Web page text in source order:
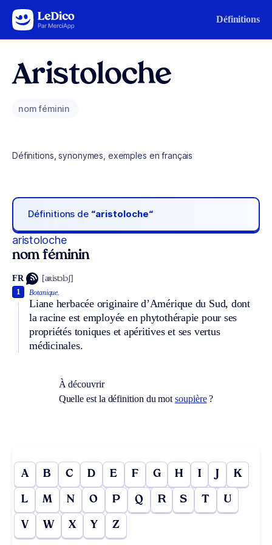
Aller au contenu Définitions
Aristoloche
nom féminin
Définitions, synonymes, exemples en français
Définitions de “aristoloche“
aristoloche
nom féminin
FR [aʀistɔlɔʃ]
Botanique.
Liane herbacée originaire d’Amérique du Sud, dont
la racine est employée en phytothérapie pour ses
propriétés toniques et apéritives et ses vertus
médicinales.
1
À découvrir
Quelle est la définition du motsoupière?
A B C D E F G H I J K
L M N O P Q R S T U
V W X Y Z